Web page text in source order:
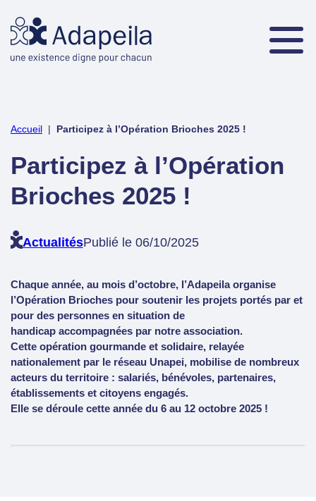
Accueil | Participez à l’Opération Brioches 2025 !
Participez à l’Opération
Brioches 2025 !
ActualitésPublié le 06/10/2025
Chaque année, au mois d’octobre, l’Adapeila organise
l’Opération Brioches pour soutenir les projets portés par et
pour des personnes en situation de
handicap accompagnées par notre association.
Cette opération gourmande et solidaire, relayée
nationalement par le réseau Unapei, mobilise de nombreux
acteurs du territoire : salariés, bénévoles, partenaires,
établissements et citoyens engagés.
Elle se déroule cette année du 6 au 12 octobre 2025 !